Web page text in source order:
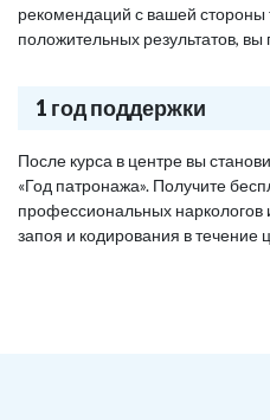
рекомендаций с вашей стороны
положительных результатов, вы
1 год поддержки
После курса в центре вы
«Год патронажа». Получите
профессиональных наркологов
запоя и кодирования в течение